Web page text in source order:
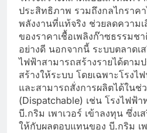
ประสิทธิภาพ รวมถึงกลไกรา
พลังงานที่แท้จริง ช่วยลดความ
ของราคาเชื้อเพลิงก๊าซธรรมช
อย่างดี นอกจากนี้ ระบบตลาดเ
ไฟฟ้าสามารถสร้างรายได้ตา
สร้างให้ระบบ โดยเฉพาะโรง
และสามารถสั่งการผลิตได้ในช่
(Dispatchable) เช่น โรงไฟฟ้
บี.กริม เพาเวอร์ เข้าลงทุน ซึ่ง
ให้กับผลตอบแทนของ บี.กริม เพ